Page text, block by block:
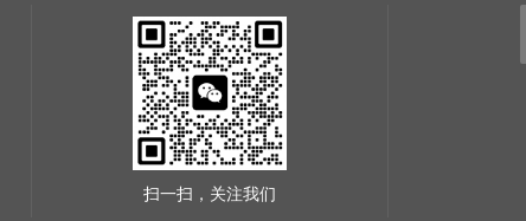
扫一扫，关注我们